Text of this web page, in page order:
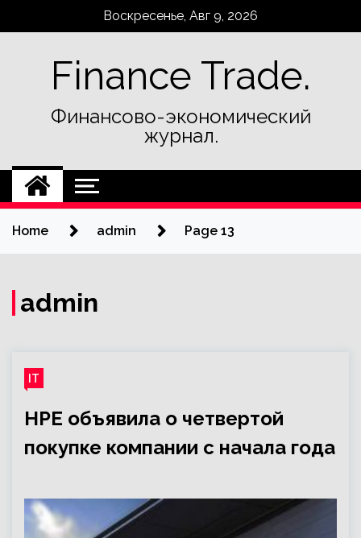
Воскресенье, Авг 9, 2026
Finance Trade.
Финансово-экономический
журнал.
Home admin Page 13
admin
IT
HPE объявила о четвертой
покупке компании с начала года